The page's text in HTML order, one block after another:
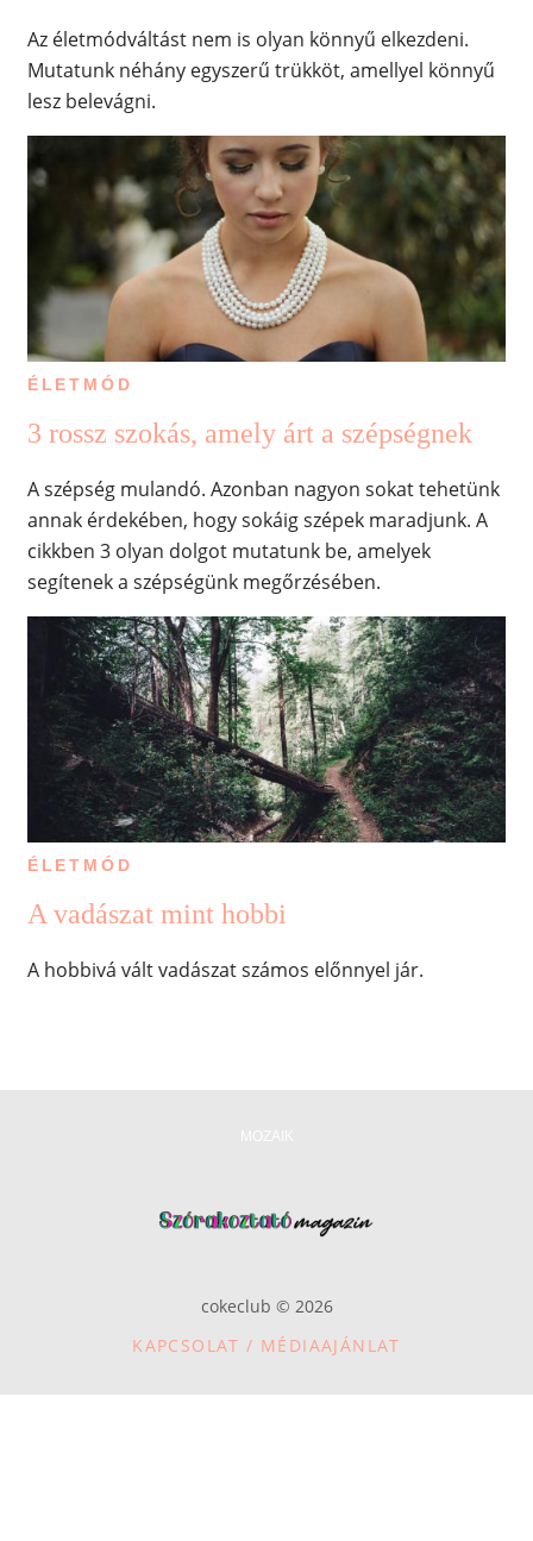
Az életmódváltást nem is olyan könnyű elkezdeni.
Mutatunk néhány egyszerű trükköt, amellyel könnyű
lesz belevágni.
ÉLETMÓD
3 rossz szokás, amely árt a szépségnek
A szépség mulandó. Azonban nagyon sokat tehetünk
annak érdekében, hogy sokáig szépek maradjunk. A
cikkben 3 olyan dolgot mutatunk be, amelyek
segítenek a szépségünk megőrzésében.
ÉLETMÓD
A vadászat mint hobbi
A hobbivá vált vadászat számos előnnyel jár.
cokeclub © 2026
KAPCSOLAT / MÉDIAAJÁNLAT